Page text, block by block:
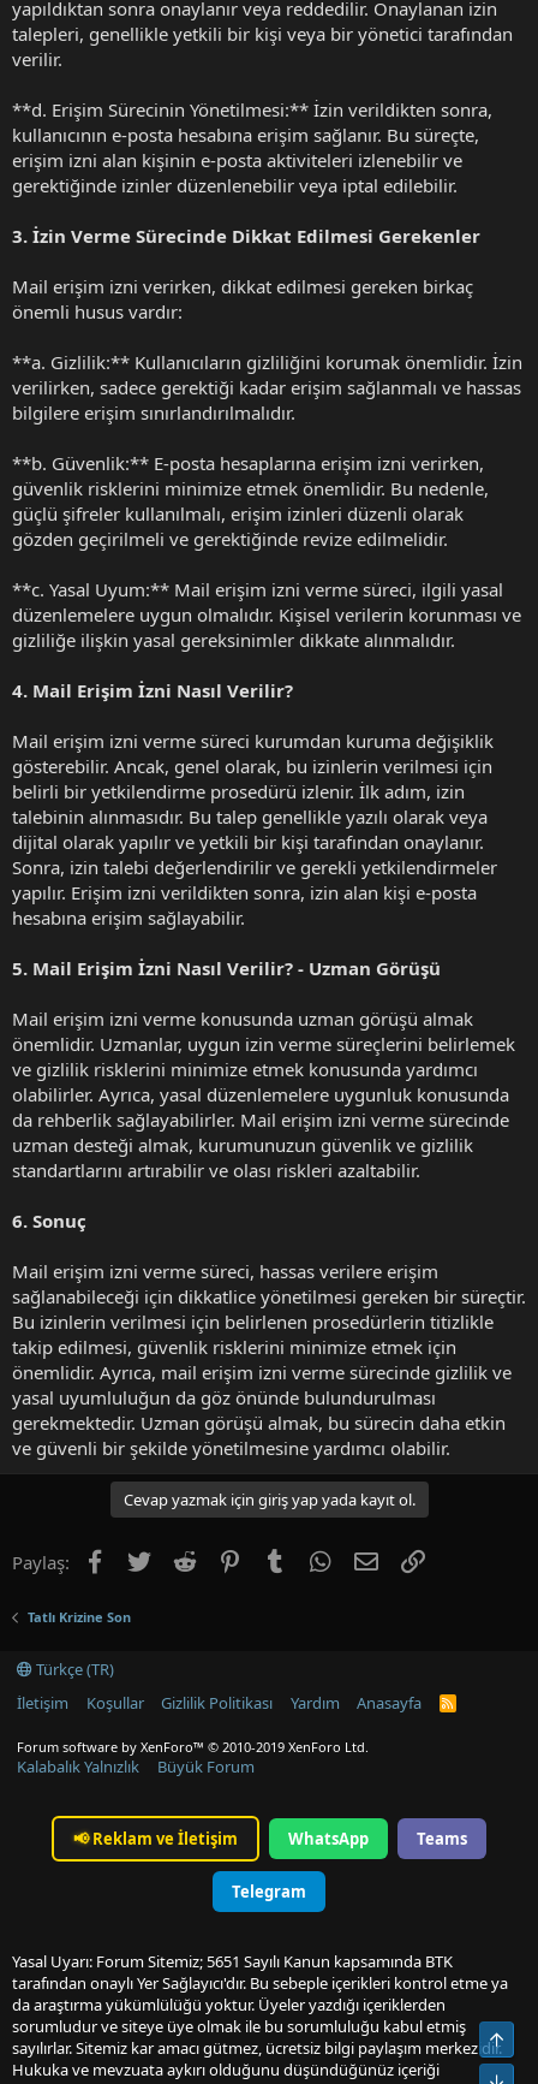
yapıldıktan sonra onaylanır veya reddedilir. Onaylanan izin
talepleri, genellikle yetkili bir kişi veya bir yönetici tarafından
verilir.
**d. Erişim Sürecinin Yönetilmesi:** İzin verildikten sonra,
kullanıcının e-posta hesabına erişim sağlanır. Bu süreçte,
erişim izni alan kişinin e-posta aktiviteleri izlenebilir ve
gerektiğinde izinler düzenlenebilir veya iptal edilebilir.
3. İzin Verme Sürecinde Dikkat Edilmesi Gerekenler
Mail erişim izni verirken, dikkat edilmesi gereken birkaç
önemli husus vardır:
**a. Gizlilik:** Kullanıcıların gizliliğini korumak önemlidir. İzin
verilirken, sadece gerektiği kadar erişim sağlanmalı ve hassas
bilgilere erişim sınırlandırılmalıdır.
**b. Güvenlik:** E-posta hesaplarına erişim izni verirken,
güvenlik risklerini minimize etmek önemlidir. Bu nedenle,
güçlü şifreler kullanılmalı, erişim izinleri düzenli olarak
gözden geçirilmeli ve gerektiğinde revize edilmelidir.
**c. Yasal Uyum:** Mail erişim izni verme süreci, ilgili yasal
düzenlemelere uygun olmalıdır. Kişisel verilerin korunması ve
gizliliğe ilişkin yasal gereksinimler dikkate alınmalıdır.
4. Mail Erişim İzni Nasıl Verilir?
Mail erişim izni verme süreci kurumdan kuruma değişiklik
gösterebilir. Ancak, genel olarak, bu izinlerin verilmesi için
belirli bir yetkilendirme prosedürü izlenir. İlk adım, izin
talebinin alınmasıdır. Bu talep genellikle yazılı olarak veya
dijital olarak yapılır ve yetkili bir kişi tarafından onaylanır.
Sonra, izin talebi değerlendirilir ve gerekli yetkilendirmeler
yapılır. Erişim izni verildikten sonra, izin alan kişi e-posta
hesabına erişim sağlayabilir.
5. Mail Erişim İzni Nasıl Verilir? - Uzman Görüşü
Mail erişim izni verme konusunda uzman görüşü almak
önemlidir. Uzmanlar, uygun izin verme süreçlerini belirlemek
ve gizlilik risklerini minimize etmek konusunda yardımcı
olabilirler. Ayrıca, yasal düzenlemelere uygunluk konusunda
da rehberlik sağlayabilirler. Mail erişim izni verme sürecinde
uzman desteği almak, kurumunuzun güvenlik ve gizlilik
standartlarını artırabilir ve olası riskleri azaltabilir.
6. Sonuç
Mail erişim izni verme süreci, hassas verilere erişim
sağlanabileceği için dikkatlice yönetilmesi gereken bir süreçtir.
Bu izinlerin verilmesi için belirlenen prosedürlerin titizlikle
takip edilmesi, güvenlik risklerini minimize etmek için
önemlidir. Ayrıca, mail erişim izni verme sürecinde gizlilik ve
yasal uyumluluğun da göz önünde bulundurulması
gerekmektedir. Uzman görüşü almak, bu sürecin daha etkin
ve güvenli bir şekilde yönetilmesine yardımcı olabilir.
Cevap yazmak için giriş yap yada kayıt ol.
Paylaş: Facebook
TwitterReddit PinterestTumblrWhatsApp
E-postaLink
Tatlı Krizine Son
Türkçe (TR)
İletişim
Koşullar Gizlilik Politikası Yardım Anasayfa
R
Forum software by XenForo™ © 2010-2019 XenForo Ltd.
Kalabalık Yalnızlık Büyük Forum
📢Reklam ve İletişim WhatsApp Teams
Telegram
Yasal Uyarı: Forum Sitemiz; 5651 Sayılı Kanun kapsamında BTK
tarafından onaylı Yer Sağlayıcı'dır. Bu sebeple içerikleri kontrol etme ya
da araştırma yükümlülüğü yoktur. Üyeler yazdığı içeriklerden
sorumludur ve siteye üye olmak ile bu sorumluluğu kabul etmiş
sayılırlar. Sitemiz kar amacı gütmez, ücretsiz bilgi paylaşım merkezidir.
Hukuka ve mevzuata aykırı olduğunu düşündüğünüz içeriği
Üst